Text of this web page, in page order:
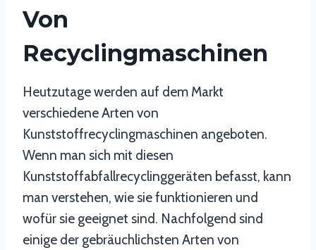
Von
Recyclingmaschinen
Heutzutage werden auf dem Markt
verschiedene Arten von
Kunststoffrecyclingmaschinen angeboten.
Wenn man sich mit diesen
Kunststoffabfallrecyclinggeräten befasst, kann
man verstehen, wie sie funktionieren und
wofür sie geeignet sind. Nachfolgend sind
einige der gebräuchlichsten Arten von